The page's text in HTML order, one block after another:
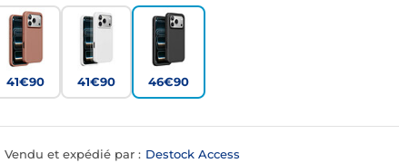
41€90 41€90 46€90
Vendu et expédié par : Destock Access